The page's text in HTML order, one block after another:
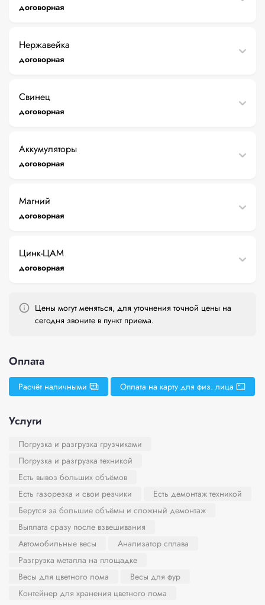
договорная
Нержавейка
договорная
Свинец
договорная
Аккумуляторы
договорная
Магний
договорная
Цинк-ЦАМ
договорная
Цены могут меняться, для уточнения точной цены на
сегодня звоните в пункт приема.
Оплата
Расчёт наличными Оплата на карту для физ. лица
Услуги
Погрузка и разгрузка грузчиками
Погрузка и разгрузка техникой
Есть вывоз больших объёмов
Есть газорезка и свои резчики
Есть демонтаж техникой
Берутся за большие объёмы и сложный демонтаж
Выплата сразу после взвешивания
Автомобильные весы
Анализатор сплава
Разгрузка металла на площадке
Весы для цветного лома
Весы для фур
Контейнер для хранения цветного лома